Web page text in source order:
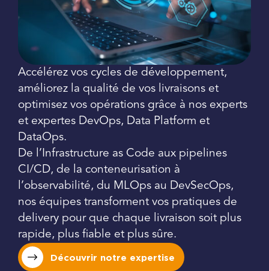
Accélérez vos cycles de développement,
améliorez la qualité de vos livraisons et
optimisez vos opérations grâce à nos experts
et expertes DevOps, Data Platform et
DataOps.
De l’Infrastructure as Code aux pipelines
CI/CD, de la conteneurisation à
l’observabilité, du MLOps au DevSecOps,
nos équipes transforment vos pratiques de
delivery pour que chaque livraison soit plus
rapide, plus fiable et plus sûre.
Découvrir notre expertise